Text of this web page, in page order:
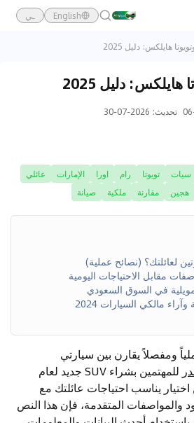
English ـي
هايلكس: دليل 2025
دليل 2025
تحديث:
2026-07-30
سيات تويوتا رام اورا الإمارات
عائلي
هجين مقارنة ملكية صيانة
لعائلتك؟ (نصائح عملية)
مقابل الاحتياجات اليومية
في السوق السعودي
مالكي السيارات 2024
ومفصلاً يقارن بين سيارتي
للمهتمين بشراء SUV جديد لعام
اختيار يناسب احتياجات عائلتك مع
والمواصفات المتقدمة، فإن هذا النص